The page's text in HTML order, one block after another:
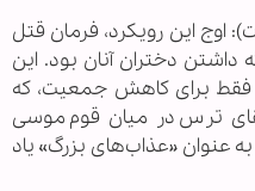
از اقدامات): اوج این رویکرد، فرمان قتل
داشتن دختران آنان بود. این
برای کاهش جمعیت، که
ترس در میان قوم موسی
عنوان «عذاب‌های بزرگ» یاد